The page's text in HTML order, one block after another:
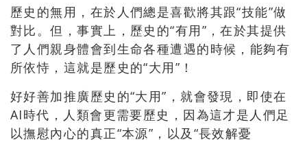
歷史的無用，在於人們總是喜歡將其跟“技能”做
對比。但，事實上，歷史的“有用”，在於其提供
了人們親身體會到生命各種遭遇的時候，能夠有
所依恃， 這就是歷史的“大用”！
好好善加推廣歷史的“大用”，就會發現，即使在
AI時代， 人類會更需要歷史，因為這才是人們足
以撫慰內心的真正“本源”， 以及“長效解憂